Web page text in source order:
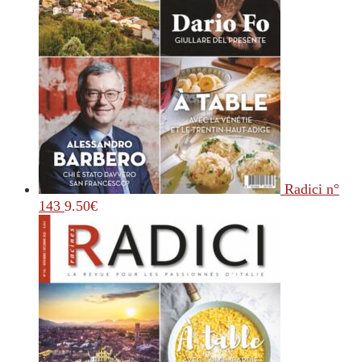
Radici n°
143 9.50€